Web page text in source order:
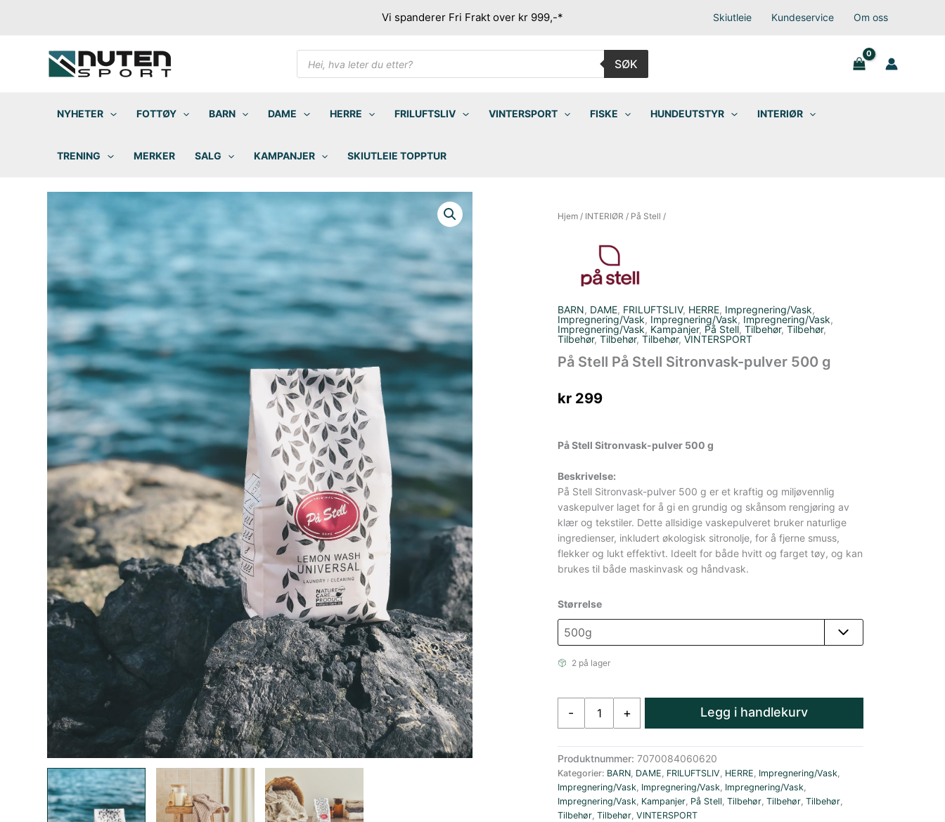
Vi spanderer Fri Frakt over kr 999,-* Skiutleie Kundeservice Om oss
Products
search
SØK
NYHETER FOTTØY BARN DAME HERRE FRILUFTSLIV VINTERSPORT FISKE HUNDEUTSTYR INTERIØR
TRENING MERKER SALG KAMPANJER SKIUTLEIE TOPPTUR
Hjem/ INTERIØR / På Stell /
BARN, DAME, FRILUFTSLIV, HERRE, Impregnering/Vask,
Impregnering/Vask, Impregnering/Vask, Impregnering/Vask,
Impregnering/Vask, Kampanjer, På Stell, Tilbehør, Tilbehør,
Tilbehør, Tilbehør, Tilbehør, VINTERSPORT
På Stell På Stell Sitronvask-pulver 500 g
kr299
På Stell Sitronvask-pulver 500 g
Beskrivelse:
På Stell Sitronvask-pulver 500 g er et kraftig og miljøvennlig
vaskepulver laget for å gi en grundig og skånsom rengjøring av
klær og tekstiler. Dette allsidige vaskepulveret bruker naturlige
ingredienser, inkludert økologisk sitronolje, for å fjerne smuss,
flekker og lukt effektivt. Ideelt for både hvitt og farget tøy, og kan
brukes til både maskinvask og håndvask.
Størrelse
2 på lager
-
Stell
Sitronvask-
pulver
500
g
+ Legg i handlekurv
Produktnummer: 7070084060620
Kategorier: BARN, DAME, FRILUFTSLIV, HERRE, Impregnering/Vask,
Impregnering/Vask, Impregnering/Vask, Impregnering/Vask,
Impregnering/Vask, Kampanjer, På Stell, Tilbehør, Tilbehør, Tilbehør,
Tilbehør, Tilbehør, VINTERSPORT